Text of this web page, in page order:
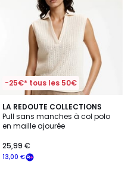
-25€* tous les 50€
LA REDOUTE COLLECTIONS
Pull sans manches à col polo
en maille ajourée
13,00 €
25,99 €
2,7
/ 5